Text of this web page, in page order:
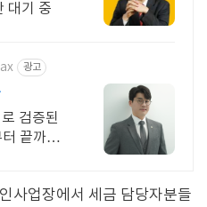
대기 중
광고
검증된
끝까지/
사업장에서 세금 담당자분들